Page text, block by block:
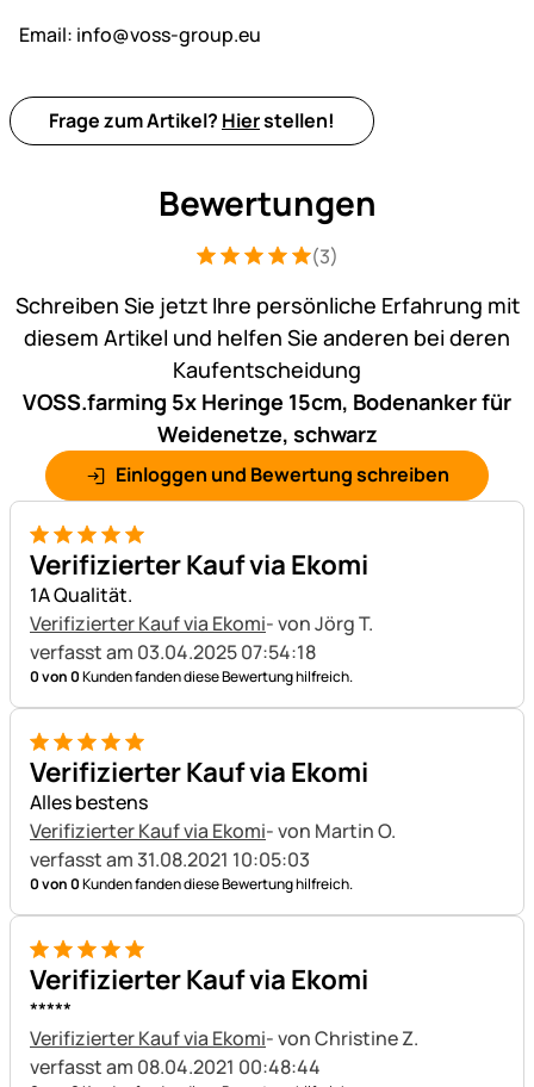
Email: info@voss-group.eu
Frage zum Artikel? Hierstellen!
Bewertungen
Bewertung: 5 von 5 (3 Bewertungen)
3 Bewertungen
(3)
Schreiben Sie jetzt Ihre persönliche Erfahrung mit
diesem Artikel und helfen Sie anderen bei deren
Kaufentscheidung
VOSS.farming 5x Heringe 15cm, Bodenanker für
Weidenetze, schwarz
Einloggen und Bewertung schreiben
5 von 5
Verifizierter Kauf via Ekomi
1A Qualität.
Verifizierter Kauf via Ekomi- von Jörg T.
verfasst am 03.04.2025 07:54:18
0 von 0Kunden fanden diese Bewertung hilfreich.
5 von 5
Verifizierter Kauf via Ekomi
Alles bestens
Verifizierter Kauf via Ekomi- von Martin O.
verfasst am 31.08.2021 10:05:03
0 von 0Kunden fanden diese Bewertung hilfreich.
5 von 5
Verifizierter Kauf via Ekomi
*****
Verifizierter Kauf via Ekomi- von Christine Z.
verfasst am 08.04.2021 00:48:44